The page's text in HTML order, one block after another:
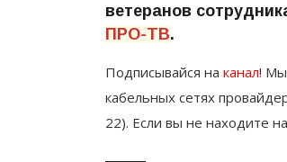
ветеранов
ПРО-ТВ.
Подписывайся на канал! Мы
кабельных сетях
22). Если вы не находите